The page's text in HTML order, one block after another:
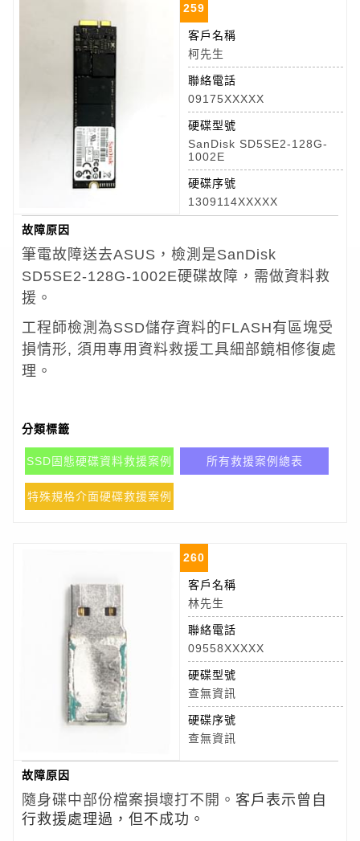
259
客戶名稱
柯先生
聯絡電話
09175XXXXX
硬碟型號
SanDisk SD5SE2-128G-
1002E
硬碟序號
1309114XXXXX
故障原因
筆電故障送去ASUS，檢測是SanDisk
SD5SE2-128G-1002E硬碟故障，需做資料救
援。
工程師檢測為SSD儲存資料的FLASH有區塊受
損情形, 須用專用資料救援工具細部鏡相修復處
理。
分類標籤
SSD固態硬碟資料救援案例 所有救援案例總表
特殊規格介面硬碟救援案例
260
客戶名稱
林先生
聯絡電話
09558XXXXX
硬碟型號
查無資訊
硬碟序號
查無資訊
故障原因
隨身碟中部份檔案損壞打不開。 客戶表示曾自
行救援處理過，但不成功。